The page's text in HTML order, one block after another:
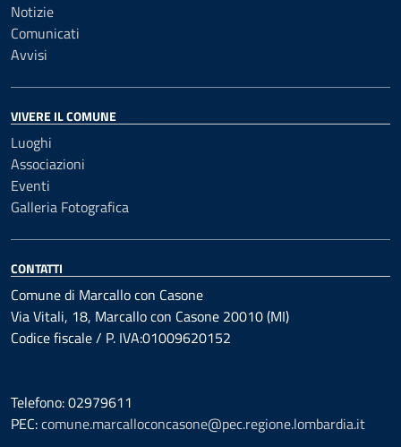
Notizie
Comunicati
Avvisi
VIVERE IL COMUNE
Luoghi
Associazioni
Eventi
Galleria Fotografica
CONTATTI
Comune di Marcallo con Casone
Via Vitali, 18, Marcallo con Casone 20010 (MI)
Codice fiscale / P. IVA:01009620152
Telefono: 02979611
PEC:comune.marcalloconcasone@pec.regione.lombardia.it